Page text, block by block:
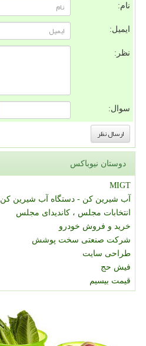
نام:
ایمیل:
نظر:
سوال:
دوستان نیوباکس
MIGT
آب شیرین کن - دستگاه آب شیرین کن
انتخابات مجلس ، کاندیدای مجلس
خرید و فروش خودرو
شرکت صنعتی سخت پوشش
طراحی سایت
فیش حج
قیمت بیسیم